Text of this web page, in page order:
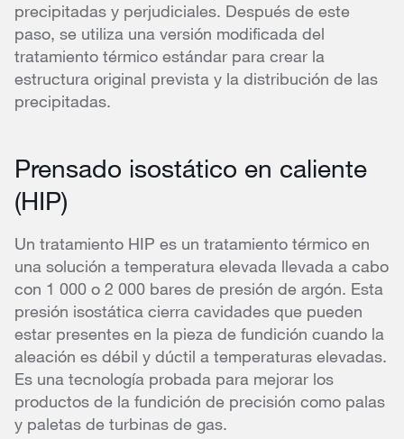
precipitadas y perjudiciales. Después de este
paso, se utiliza una versión modificada del
tratamiento térmico estándar para crear la
estructura original prevista y la distribución de las
precipitadas.
Prensado isostático en caliente
(HIP)
Un tratamiento HIP es un tratamiento térmico en
una solución a temperatura elevada llevada a cabo
con 1 000 o 2 000 bares de presión de argón. Esta
presión isostática cierra cavidades que pueden
estar presentes en la pieza de fundición cuando la
aleación es débil y dúctil a temperaturas elevadas.
Es una tecnología probada para mejorar los
productos de la fundición de precisión como palas
y paletas de turbinas de gas.